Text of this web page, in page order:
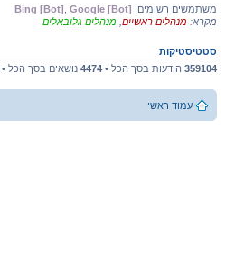
משתמשים רשומים: Bing [Bot] Google [Bot]
מקרא: מנהלים ראשיים מנהלים גלובאלים
סטטיסטיקות
359104 הודעות בסך הכל • 4474 נושאים בסך הכל •
עמוד ראשי